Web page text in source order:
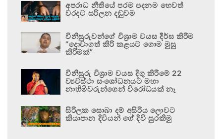
අපරාධ නීතියේ පරම පදනම හෙවත්
වරදට සරිලන දඬුවම
විනිසුරුවන්ගේ විශ්‍රාම වයස දීර්ඝ කිරීම
“දොවාගත් කිරි කළයට ගොම මුසු
කිරීමක්”
විනිසුරු විශ්‍රාම වයස දිගු කිරීමේ 22
ව්‍යවස්ථා සංශෝධනයට මහා
නාහිමිවරුන්ගෙන් විරෝධයක් නෑ
සිරිලක සොබා දම් අසිරිය ලොවට
කියාපාන දිවියන් ගේ දිවි සුරකිමු